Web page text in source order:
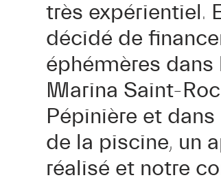
très expérientiel.
décidé de
éphémères dans
Marina Saint-
Pépinière et
de la piscine, un
réalisé et notre